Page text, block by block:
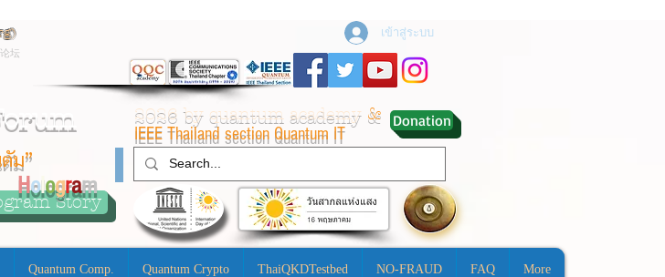
坛
เข้าสู่ระบบ
2026 by quantum academy &
IEEE Thailand section Quantum IT
Donation
ม”
Story
Hologram
Quantum Comp. Quantum Crypto ThaiQKDTestbed NO-FRAUD FAQ More